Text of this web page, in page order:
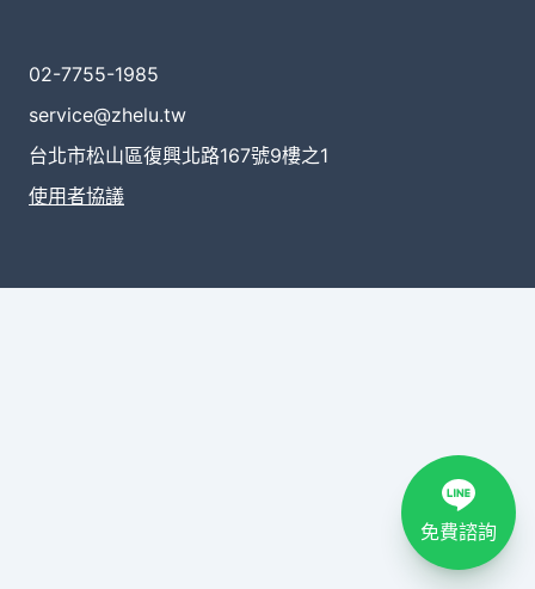
02-7755-1985
service@zhelu.tw
台北市松山區復興北路167號9樓之1
使用者協議
免費諮詢